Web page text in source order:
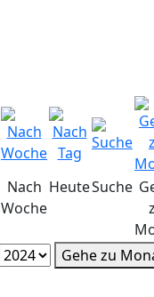
Nach
Woche
HeuteSuche
Gehe zu